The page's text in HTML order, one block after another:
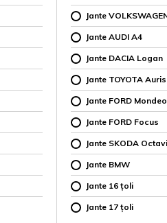
Jante
Jante AUDI A4
Jante DACIA Logan
Jante TOYOTA Auris
Jante FORD Mondeo
Jante FORD Focus
Jante SKODA
Jante BMW
Jante 16 țoli
Jante 17 țoli